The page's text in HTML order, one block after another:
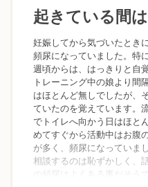
起きている間
妊娠してから気づいたとき
頻尿になっていました。特
週頃からは、はっきりと自
トレーニング中の娘より間
はほとんど無しでしたが、
ていたのを覚えています。
でトイレへ向かう日はほと
めてすぐから活動中はお腹
が多く、頻尿になっていま
相談するのは恥ずかしく、
の頻尿はよくある事だそう